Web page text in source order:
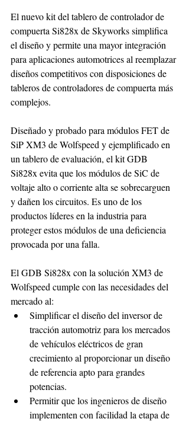
El nuevo kit del tablero de controlador de
compuerta Si828x de Skyworks simplifica
el diseño y permite una mayor integración
para aplicaciones automotrices al reemplazar
diseños competitivos con disposiciones de
tableros de controladores de compuerta más
complejos.
Diseñado y probado para módulos FET de
SiP XM3 de Wolfspeed y ejemplificado en
un tablero de evaluación, el kit GDB
Si828x evita que los módulos de SiC de
voltaje alto o corriente alta se sobrecarguen
y dañen los circuitos. Es uno de los
productos líderes en la industria para
proteger estos módulos de una deficiencia
provocada por una falla.
El GDB Si828x con la solución XM3 de
Wolfspeed cumple con las necesidades del
mercado al:
Simplificar el diseño del inversor de
tracción automotriz para los mercados
de vehículos eléctricos de gran
crecimiento al proporcionar un diseño
de referencia apto para grandes
potencias.
Permitir que los ingenieros de diseño
implementen con facilidad la etapa de